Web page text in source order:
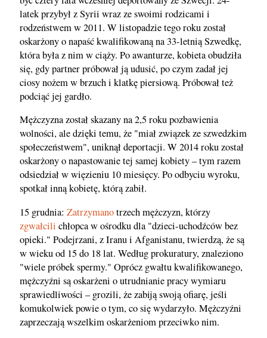
latek przybył z Syrii wraz ze swoimi rodzicami i
rodzeństwem w 2011. W listopadzie tego roku został
oskarżony o napaść kwalifikowaną na 33-letnią Szwedkę,
która była z nim w ciąży. Po awanturze, kobieta obudziła
się, gdy partner próbował ją udusić, po czym zadał jej
ciosy nożem w brzuch i klatkę piersiową. Próbował też
podciąć jej gardło.
Mężczyzna został skazany na 2,5 roku pozbawienia
wolności, ale dzięki temu, że "miał związek ze szwedzkim
społeczeństwem", uniknął deportacji. W 2014 roku został
oskarżony o napastowanie tej samej kobiety – tym razem
odsiedział w więzieniu 10 miesięcy. Po odbyciu wyroku,
spotkał inną kobietę, którą zabił.
15 grudnia: Zatrzymanotrzech mężczyzn, którzy
zgwałcili chłopca w ośrodku dla "dzieci-uchodźców bez
opieki." Podejrzani, z Iranu i Afganistanu, twierdzą, że są
w wieku od 15 do 18 lat. Według prokuratury, znaleziono
"wiele próbek spermy." Oprócz gwałtu kwalifikowanego,
mężczyźni są oskarżeni o utrudnianie pracy wymiaru
sprawiedliwości – grozili, że zabiją swoją ofiarę, jeśli
komukolwiek powie o tym, co się wydarzyło. Mężczyźni
zaprzeczają wszelkim oskarżeniom przeciwko nim.